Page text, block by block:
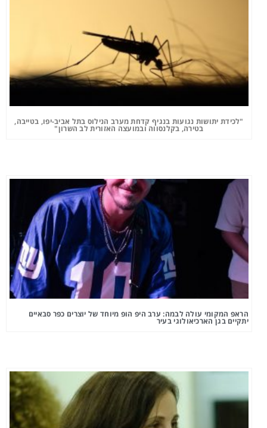
"לכידת יתושות נגועות בנגיף קדחת מערב הנילוס בתל אביב-יפו, בטייבה,
בטירה, בקלנסווה ובמועצה האזורית לב השרון"
הראפ המקומי עולה לבמה: ערב היפ הופ מיוחד של יוצרים כפר סבאיים
יתקיים בגן הארכיאולוגי בעיר